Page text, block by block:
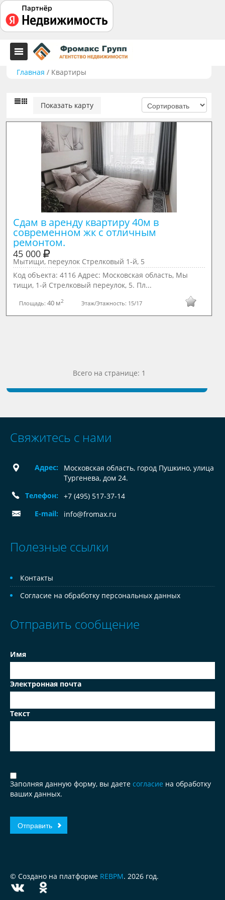
Главная / Квартиры
Показать карту
Сдам в аренду квартиру 40м в
современном жк с отличным
ремонтом.
45 000
Мытищи, переулок Стрелковый 1-й, 5
Код объекта: 4116 Адрес: Московская область, Мы
тищи, 1-й Стрелковый переулок, 5. Пл...
Площадь:40 м2 Этаж/Этажность: 15/17
Всего на странице: 1
Свяжитесь с нами
Адрес:
Московская область, город Пушкино, улица
Тургенева, дом 24.
Телефон:
+7 (495) 517-37-14
E-mail:
info@fromax.ru
Полезные ссылки
Контакты
Согласие на обработку персональных данных
Отправить сообщение
Имя
Электронная почта
Текст
Заполняя данную форму, вы даете согласие на обработку
ваших данных.
© Создано на платформе REBPM. 2026 год.